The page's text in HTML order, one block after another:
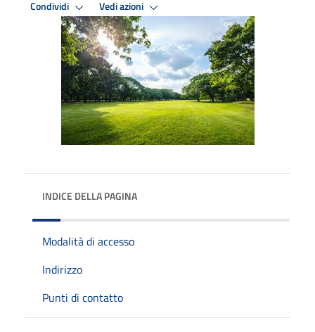
Condividi Vedi azioni
INDICE DELLA PAGINA
Modalità di accesso
Indirizzo
Punti di contatto